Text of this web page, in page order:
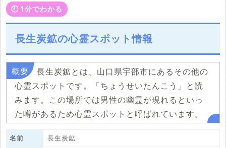
🕘️ 1分でわかる
長生炭鉱の心霊スポット情報
長生炭鉱とは、山口県宇部市にあるその他の
心霊スポットです。「ちょうせいたんこう」と読
みます。この場所では男性の幽霊が現れるといっ
た噂があるため心霊スポットと呼ばれています。
名前 長生炭鉱